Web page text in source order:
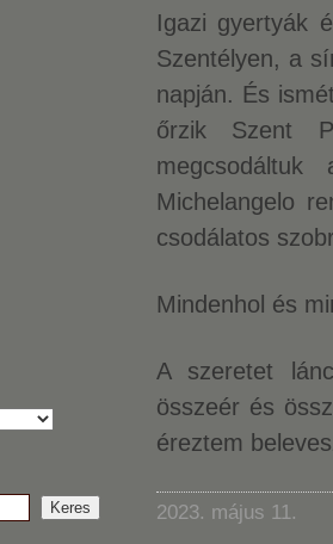
Igazi gyertyák
Szentélyen, a
napján. És
őrzik Szent
Michelangelo
csodálatos
Mindenhol és
A szeretet
összeér és
éreztem
2023. május 11.